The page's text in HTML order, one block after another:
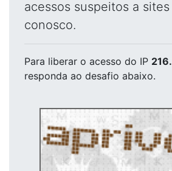
acessos suspeitos a
conosco.
Para liberar o acesso do IP
responda ao desafio abaixo.